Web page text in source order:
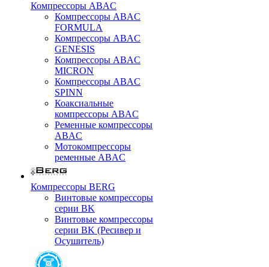
Компрессоры ABAC
Компрессоры ABAC
FORMULA
Компрессоры ABAC
GENESIS
Компрессоры ABAC
MICRON
Компрессоры ABAC
SPINN
Коаксиальные
компрессоры ABAC
Ременные компрессоры
ABAC
Мотокомпрессоры
ременные ABAC
Компрессоры BERG
Винтовые компрессоры
серии BK
Винтовые компрессоры
серии BK (Ресивер и
Осушитель)